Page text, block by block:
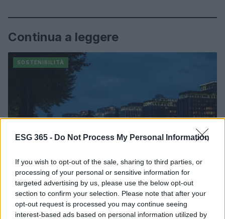
ESG 365 - Do Not Process My Personal Information
If you wish to opt-out of the sale, sharing to third parties, or
processing of your personal or sensitive information for
targeted advertising by us, please use the below opt-out
section to confirm your selection. Please note that after your
opt-out request is processed you may continue seeing
interest-based ads based on personal information utilized by
Continua a leggere
SOSTENIBILITÀ
Transizione energetica e green-skilling: le strategie
ESG di AMGA e DBA Group